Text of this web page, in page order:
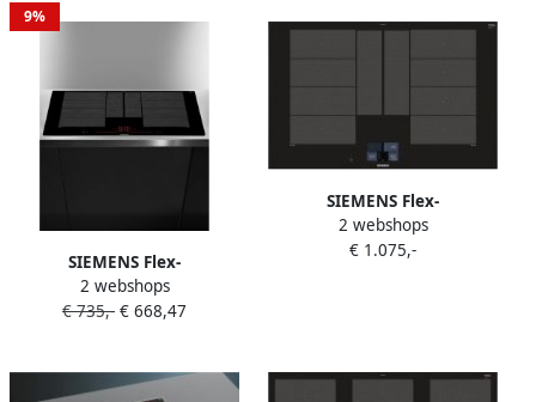
eenvoudige zone zwart
9%
SIEMENS Flex-
inductiekookplaat van
SCHOTT CERAN EX801LYC1E
2 webshops
€ 735,- € 668,47
SIEMENS Flex-
inductiekookplaat van
SCHOTT CERAN
2 webshops
€ 1.075,-